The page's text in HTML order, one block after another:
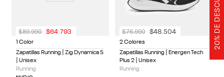
1 Color
Zapatillas Running | Zig Dynamica 5
| Unisex
Running
$89.990 $64 .793
2 Colores
Zapatillas Running | Energen Tech
Plus 2 | Unisex
Running
$76.990 $48. 504